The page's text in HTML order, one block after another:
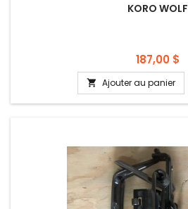
KORO WOLF
Prix
187,00 $
 Ajouter au panier